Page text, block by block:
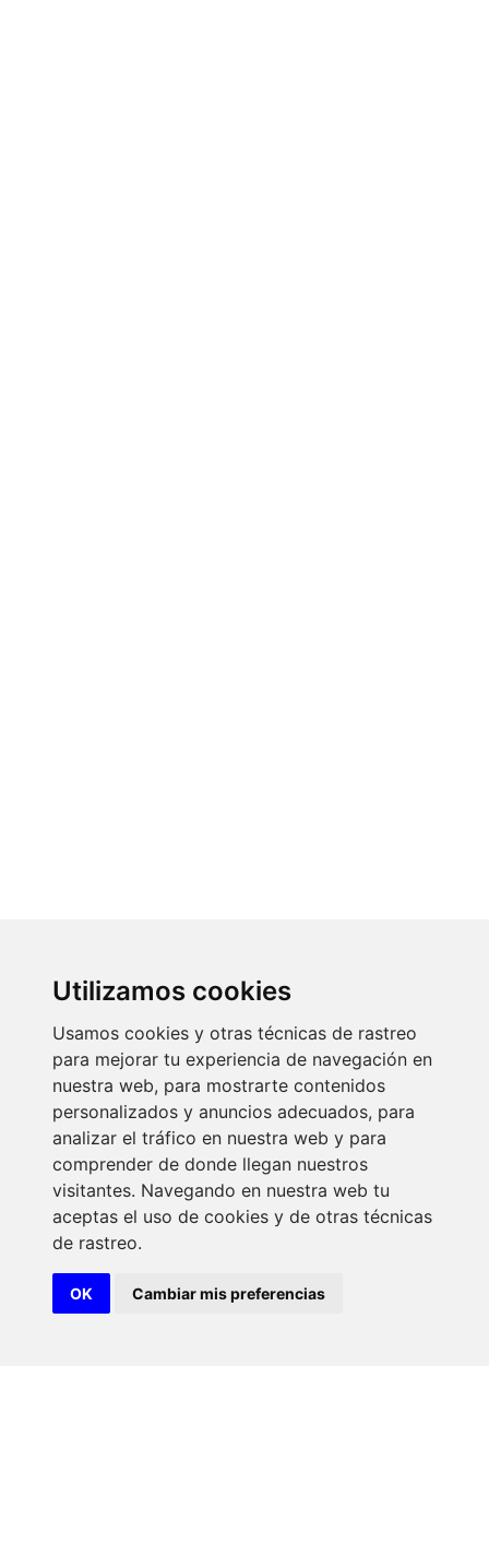
Utilizamos cookies
Usamos cookies y otras técnicas de rastreo
para mejorar tu experiencia de navegación en
nuestra web, para mostrarte contenidos
personalizados y anuncios adecuados, para
analizar el tráfico en nuestra web y para
comprender de donde llegan nuestros
visitantes. Navegando en nuestra web tu
aceptas el uso de cookies y de otras técnicas
de rastreo.
OK Cambiar mis preferencias
Sostenibilidad social
La sostenibilidad social se define como la búsqueda de un
equilibrio entre crecimiento económico, equidad social y
de avanzar consiguiendo que ese crecimiento llegue a
todos y que este no comprometa a las generaciones